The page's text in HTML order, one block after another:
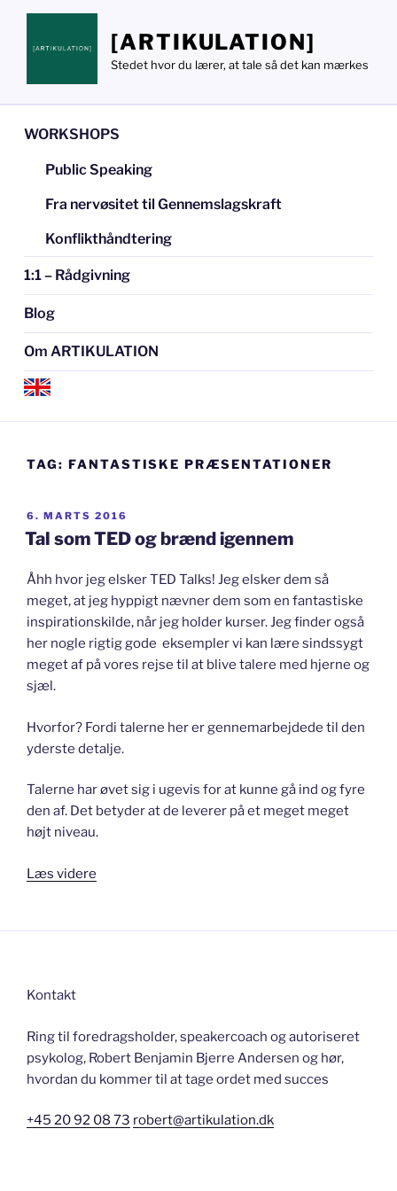
Videre
indhold
[ARTIKULATION]
Stedet hvor du lærer, at tale så det kan mærkes
WORKSHOPS
Public Speaking
Fra nervøsitet til Gennemslagskraft
Konflikthåndtering
1:1 – Rådgivning
Blog
Om ARTIKULATION
TAG: FANTASTISKE PRÆSENTATIONER
UDGIVET
DEN
6. MARTS 2016
Tal som TED og brænd igennem
Åhh hvor jeg elsker TED Talks! Jeg elsker dem så
meget, at jeg hyppigt nævner dem som en fantastiske
inspirationskilde, når jeg holder kurser. Jeg finder også
her nogle rigtig gode eksempler vi kan lære sindssygt
meget af på vores rejse til at blive talere med hjerne og
sjæl.
Hvorfor? Fordi talerne her er gennemarbejdede til den
yderste detalje.
Talerne har øvet sig i ugevis for at kunne gå ind og fyre
den af. Det betyder at de leverer på et meget meget
højt niveau.
Læs videre
og
Kontakt
Ring til foredragsholder, speakercoach og autoriseret
psykolog, Robert Benjamin Bjerre Andersen og hør,
hvordan du kommer til at tage ordet med succes
+45 20 92 08 73 robert@artikulation.dk